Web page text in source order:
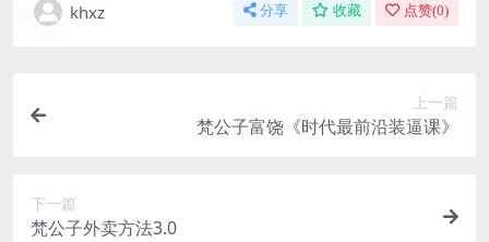
khxz 分享 收藏 点赞(0)
上一篇
梵公子富饶《时代最前沿装逼课》
下一篇
梵公子外卖方法3.0